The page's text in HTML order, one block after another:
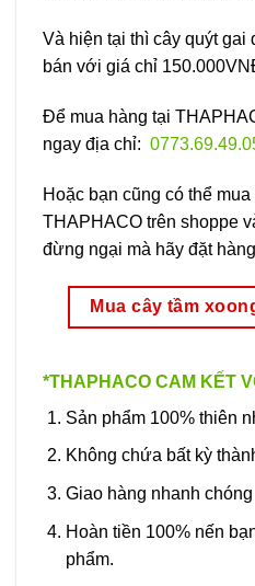
Và hiện tại thì cây quýt
bán với giá chỉ
Để mua hàng tại
ngay địa chỉ:
Hoặc bạn cũng có thể
THAPHACO trên shoppe
đừng ngại mà hãy đặt
Mua cây tầm
*THAPHACO CAM KẾT
Sản phẩm 100% thiên
Không chứa bất kỳ
Giao hàng nhanh chóng
Hoàn tiền 100% nến
phẩm.